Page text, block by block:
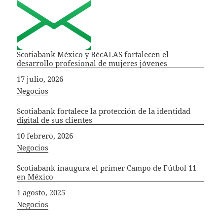
Scotiabank México y BécALAS fortalecen el
desarrollo profesional de mujeres jóvenes
Fecha
17 julio, 2026
In relation to
Negocios
Scotiabank fortalece la protección de la identidad
digital de sus clientes
Fecha
10 febrero, 2026
In relation to
Negocios
Scotiabank inaugura el primer Campo de Fútbol 11
en México
Fecha
1 agosto, 2025
In relation to
Negocios